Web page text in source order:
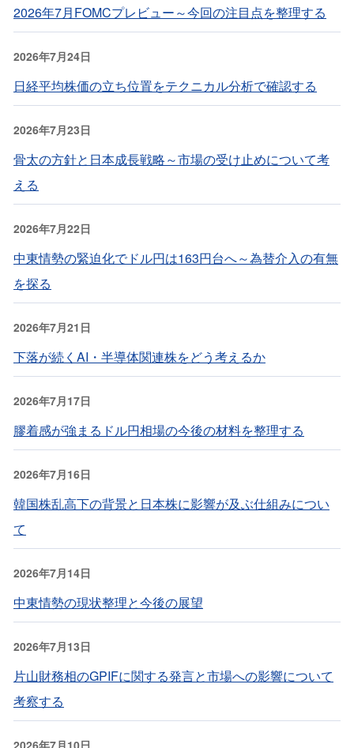
2026年7月FOMCプレビュー～今回の注目点を整理する
2026年7月24日
日経平均株価の立ち位置をテクニカル分析で確認する
2026年7月23日
骨太の方針と日本成長戦略～市場の受け止めについて考
える
2026年7月22日
中東情勢の緊迫化でドル円は163円台へ～為替介入の有無
を探る
2026年7月21日
下落が続くAI・半導体関連株をどう考えるか
2026年7月17日
膠着感が強まるドル円相場の今後の材料を整理する
2026年7月16日
韓国株乱高下の背景と日本株に影響が及ぶ仕組みについ
て
2026年7月14日
中東情勢の現状整理と今後の展望
2026年7月13日
片山財務相のGPIFに関する発言と市場への影響について
考察する
2026年7月10日